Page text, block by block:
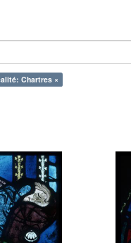
Chartres ×